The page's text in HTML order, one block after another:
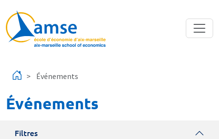
Événements
Événements
Filtres